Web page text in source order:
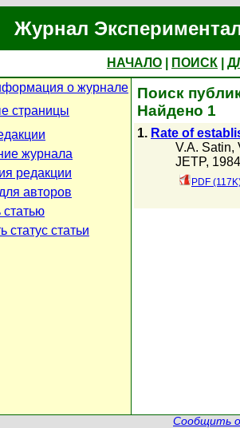
Журнал
НАЧАЛО ПОИСК
о журнале
страницы
журнала
редакции
авторов
статью
статус статьи
Поиск
Найдено 1
1. Rate of
V.A. Satin,
JETP,
PDF
Сообщить о